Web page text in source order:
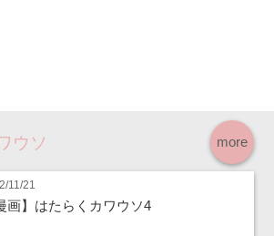
more
ウソ
11/21
画】はたらくカワウソ4